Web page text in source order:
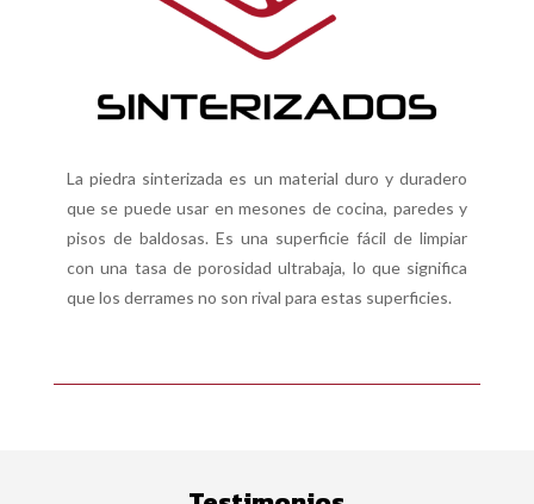
La piedra sinterizada es un material duro y duradero
que se puede usar en mesones de cocina, paredes y
pisos de baldosas. Es una superficie fácil de limpiar
con una tasa de porosidad ultrabaja, lo que significa
que los derrames no son rival para estas superficies.